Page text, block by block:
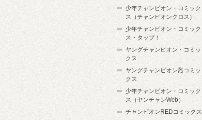
少年チャンピオン・コミック
ス（チャンピオンクロス）
少年チャンピオン・コミック
ス・タップ！
ヤングチャンピオン・コミッ
クス
ヤングチャンピオン烈コミッ
クス
少年チャンピオン・コミック
ス（ヤンチャンWeb）
チャンピオンREDコミックス